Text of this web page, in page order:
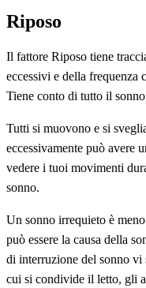
Riposo
Il fattore Riposo tiene
eccessivi e della frequenza
Tiene conto di tutto il
Tutti si muovono e si
eccessivamente può avere
vedere i tuoi movimenti
sonno.
Un sonno irrequieto è
può essere la causa della
di interruzione del sonno vi
cui si condivide il letto, gli